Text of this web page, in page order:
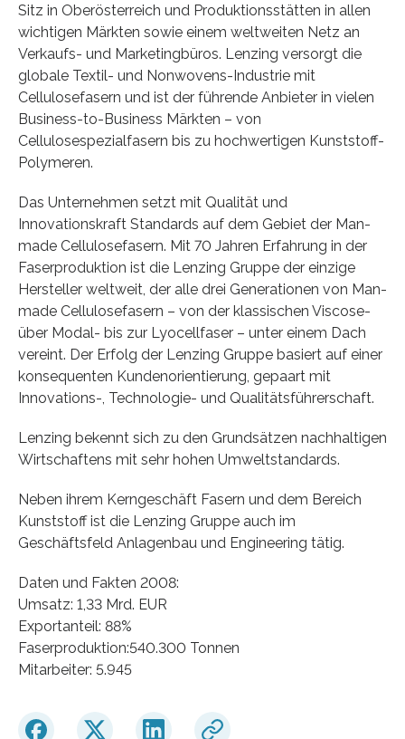
Sitz in Oberösterreich und Produktionsstätten in allen
wichtigen Märkten sowie einem weltweiten Netz an
Verkaufs- und Marketingbüros. Lenzing versorgt die
globale Textil- und Nonwovens-Industrie mit
Cellulosefasern und ist der führende Anbieter in vielen
Business-to-Business Märkten – von
Cellulosespezialfasern bis zu hochwertigen Kunststoff-
Polymeren.
Das Unternehmen setzt mit Qualität und
Innovationskraft Standards auf dem Gebiet der Man-
made Cellulosefasern. Mit 70 Jahren Erfahrung in der
Faserproduktion ist die Lenzing Gruppe der einzige
Hersteller weltweit, der alle drei Generationen von Man-
made Cellulosefasern – von der klassischen Viscose-
über Modal- bis zur Lyocellfaser – unter einem Dach
vereint. Der Erfolg der Lenzing Gruppe basiert auf einer
konsequenten Kundenorientierung, gepaart mit
Innovations-, Technologie- und Qualitätsführerschaft.
Lenzing bekennt sich zu den Grundsätzen nachhaltigen
Wirtschaftens mit sehr hohen Umweltstandards.
Neben ihrem Kerngeschäft Fasern und dem Bereich
Kunststoff ist die Lenzing Gruppe auch im
Geschäftsfeld Anlagenbau und Engineering tätig.
Daten und Fakten 2008:
Umsatz: 1,33 Mrd. EUR
Exportanteil: 88%
Faserproduktion:540.300 Tonnen
Mitarbeiter: 5.945